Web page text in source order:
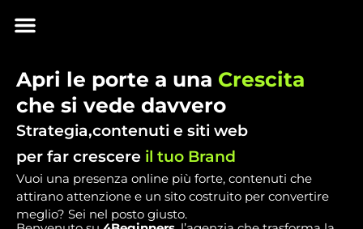
Menu
Apri le porte a una Crescita
che si vede davvero
Strategia,contenuti e siti web
per far crescere il tuo Brand
Vuoi una presenza online più forte, contenuti che
attirano attenzione e un sito costruito per convertire
meglio? Sei nel posto giusto.